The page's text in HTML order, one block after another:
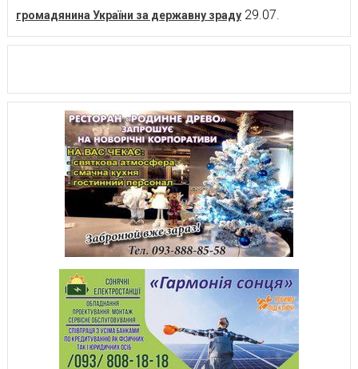
громадянина України за державну зраду 29.07.